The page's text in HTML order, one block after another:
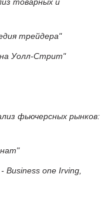
трейдера"
Уолл-Стрит"
фьючерсных рынков:
Business one Irving,